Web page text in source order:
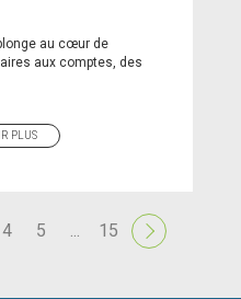
au cœur de
aux comptes, des
PLUS
4 5 ... 15